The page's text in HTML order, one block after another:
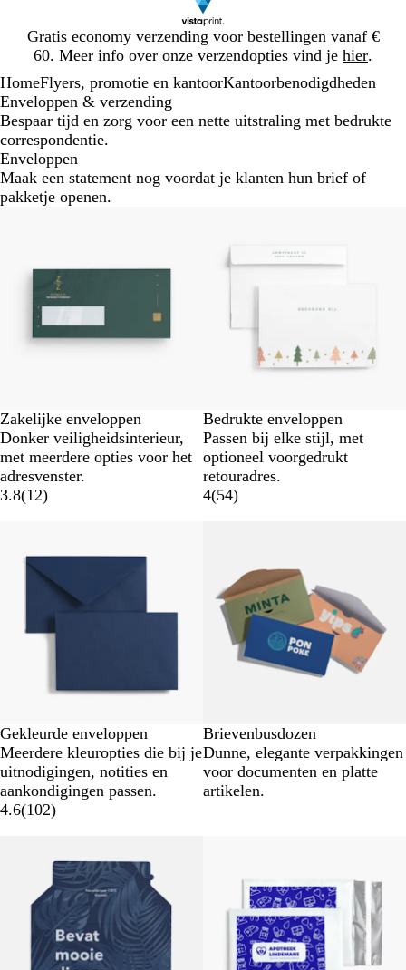
Gratis economy verzending voor bestellingen vanaf €
60. Meer info over onze verzendopties vind je hier.
1
HomeFlyers, promotie en kantoorKantoorbenodigdheden
Enveloppen & verzending
Bespaar tijd en zorg voor een nette uitstraling met bedrukte
correspondentie.
Enveloppen
Maak een statement nog voordat je klanten hun brief of
pakketje openen.
Zakelijke enveloppen
Donker veiligheidsinterieur,
met meerdere opties voor het
adresvenster.
3.8(12)
Bedrukte enveloppen
Passen bij elke stijl, met
optioneel voorgedrukt
retouradres.
4(54)
Gekleurde enveloppen
Meerdere kleuropties die bij je
uitnodigingen, notities en
aankondigingen passen.
4.6(102)
Brievenbusdozen
Dunne, elegante verpakkingen
voor documenten en platte
artikelen.